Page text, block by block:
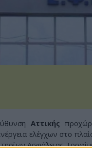
Αττικής
ελέγχων στο
Ασφάλειας